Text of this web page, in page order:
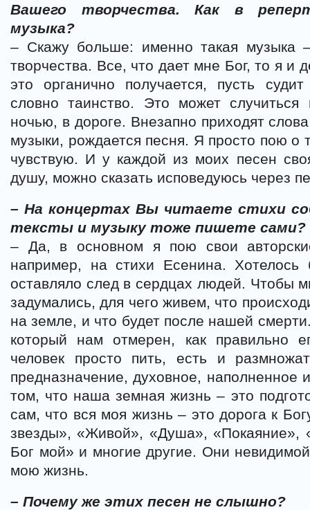
Вашего творчества. Как в
музыка?
– Скажу больше: именно такая музыка
творчества. Все, что дает мне Бог, то я и
это органично получается, пусть
словно таинство. Это может
ночью, в дороге. Внезапно приходят
музыки, рождается песня. Я просто пою о
чувствую. И у каждой из моих песен
душу, можно сказать исповедуюсь через
– На концертах Вы читаете стихи
тексты и музыку тоже пишете сами?
– Да, в основном я пою свои
например, на стихи Есенина.
оставляло след в сердцах людей. Чтобы
задумались, для чего живем, что
на земле, и что будет после нашей
который нам отмерен, как правильно
человек просто пить, есть и
предназначение, духовное,
том, что наша земная жизнь – это
сам, что вся моя жизнь – это дорога к
звезды», «Живой», «Душа», «Покаяние»,
Бог мой» и многие другие. Они
мою жизнь.
– Почему же этих песен не слышно?